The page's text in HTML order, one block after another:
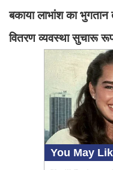
बकाया लाभांश का भुगतान
वितरण व्यवस्था सुचारू